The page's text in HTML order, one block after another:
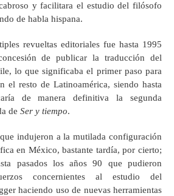
y facilitara el estudio del filósofo
de habla hispana.
revueltas editoriales fue hasta 1995
de publicar la traducción del
lo que significaba el primer paso para
el resto de Latinoamérica, siendo hasta
de manera definitiva la segunda
de Ser y tiempo.
indujeron a la mutilada configuración
en México, bastante tardía, por cierto;
pasados los años 90 que pudieron
concernientes al estudio del
haciendo uso de nuevas herramientas